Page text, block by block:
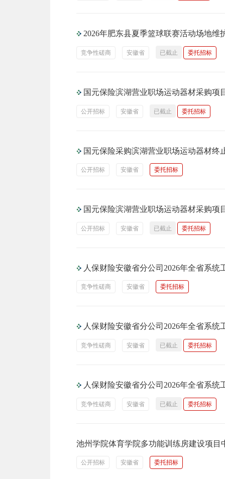
2026年肥东县夏季篮球联赛活动场地维
竞争性磋商 安徽省 已截止 委托招标
国元保险滨湖营业职场运动器材采购项
公开招标 安徽省 已截止 委托招标
国元保险采购滨湖营业职场运动器材终
公开招标 安徽省 委托招标
国元保险滨湖营业职场运动器材采购项
公开招标 安徽省 已截止 委托招标
人保财险安徽省分公司2026年全省系
竞争性磋商 安徽省 委托招标
人保财险安徽省分公司2026年全省系
竞争性磋商 安徽省 已截止 委托招标
人保财险安徽省分公司2026年全省系
竞争性磋商 安徽省 已截止 委托招标
池州学院体育学院多功能训练房建设项目
公开招标 安徽省 委托招标